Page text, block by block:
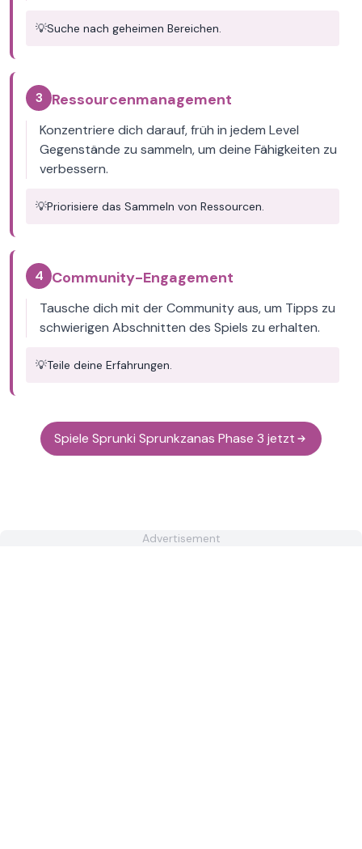
💡Suche nach geheimen Bereichen.
3 Ressourcenmanagement
Konzentriere dich darauf, früh in jedem Level
Gegenstände zu sammeln, um deine Fähigkeiten zu
verbessern.
💡Priorisiere das Sammeln von Ressourcen.
4 Community-Engagement
Tausche dich mit der Community aus, um Tipps zu
schwierigen Abschnitten des Spiels zu erhalten.
💡Teile deine Erfahrungen.
Spiele Sprunki Sprunkzanas Phase 3 jetzt
Advertisement